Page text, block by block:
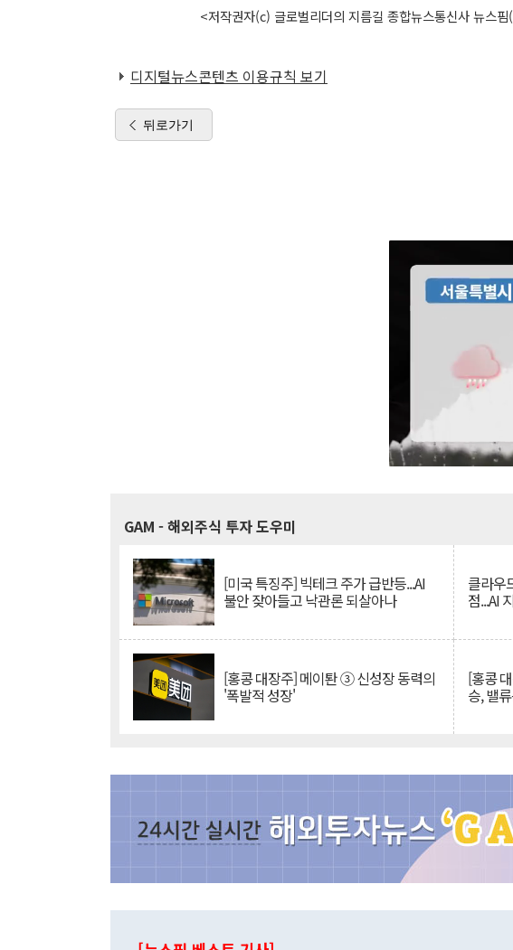
<저작권자(c) 글로벌리더의 지름길 종합뉴스통신사 뉴스
디지털뉴스콘텐츠 이용규칙 보기
뒤로가기
GAM - 해외주식 투자 도우미
[미국 특징주] 빅테크 주가 급반등...AI
불안 잦아들고 낙관론 되살아나
클라우
점...AI
[홍콩 대장주] 메이퇀 ③ 신성장 동력의
'폭발적 성장'
[홍콩
승, 밸